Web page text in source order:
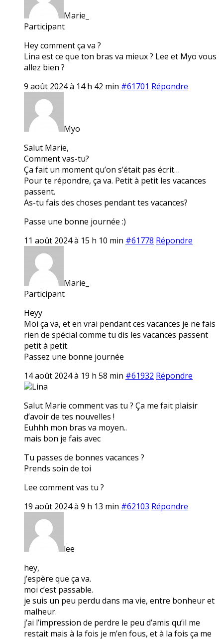
Marie_
Participant
Hey comment ça va ?
Lina est ce que ton bras va mieux ? Lee et Myo vous
allez bien ?
9 août 2024 à 14 h 42 min #61701 Répondre
Myo
Salut Marie,
Comment vas-tu?
Ça fait un moment qu’on s’était pas écrit…
Pour te répondre, ça va. Petit à petit les vacances
passent.
As-tu fais des choses pendant tes vacances?
Passe une bonne journée :)
11 août 2024 à 15 h 10 min #61778 Répondre
Marie_
Participant
Heyy
Moi ça va, et en vrai pendant ces vacances je ne fais
rien de spécial comme tu dis les vacances passent
petit à petit.
Passez une bonne journée
14 août 2024 à 19 h 58 min #61932 Répondre
Lina
Salut Marie comment vas tu ? Ça me fait plaisir
d’avoir de tes nouvelles !
Euhhh mon bras va moyen..
mais bon je fais avec
Tu passes de bonnes vacances ?
Prends soin de toi
Lee comment vas tu ?
19 août 2024 à 9 h 13 min #62103 Répondre
lee
hey,
j’espère que ça va.
moi c’est passable.
je suis un peu perdu dans ma vie, entre bonheur et
malheur.
j’ai l’impression de perdre le peu d’amis qu’il me
restait mais à la fois je m’en fous, et à la fois ça me